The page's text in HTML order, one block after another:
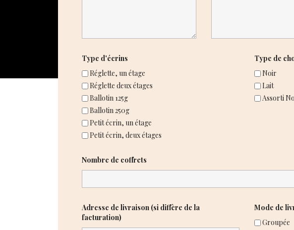
Type d'écrins
Réglette, un étage
Réglette deux étages
Ballotin 125g
Ballotin 250g
Petit écrin, un étage
Petit écrin, deux étages
Type de
Noir
Lait
Assorti
Nombre de coffrets
Adresse de livraison (si diffère de la
facturation)
Mode de
Groupée